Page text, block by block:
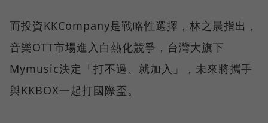
而投資KKCompany是戰略性選擇，林之晨指出，
音樂OTT市場進入白熱化競爭，台灣大旗下
Mymusic決定「打不過、就加入」，未來將攜手
與KKBOX一起打國際盃。